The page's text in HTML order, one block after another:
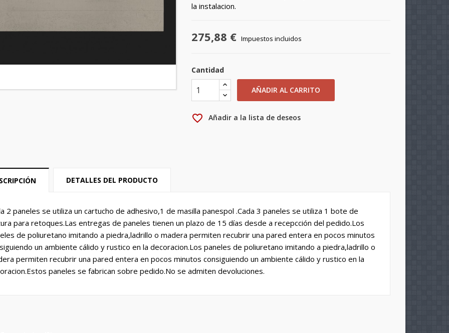
la instalacion.
275,88 € Impuestos incluidos
Cantidad
AÑADIR AL CARRITO
favorite_border Añadir a la lista de deseos
DETALLES DEL PRODUCTO
2 paneles se utiliza un cartucho de adhesivo,1 de masilla panespol .Cada 3 paneles se utiliza 1 bote de
para retoques.Las entregas de paneles tienen un plazo de 15 días desde a recepcción del pedido.Los
de poliuretano imitando a piedra,ladrillo o madera permiten recubrir una pared entera en pocos minutos
un ambiente cálido y rustico en la decoracion.Los paneles de poliuretano imitando a piedra,ladrillo o
permiten recubrir una pared entera en pocos minutos consiguiendo un ambiente cálido y rustico en la
paneles se fabrican sobre pedido.No se admiten devoluciones.
wishlists ×
Create new list
×
de la lista de deseos
sesión ×
iniciar sesión para guardar productos en su lista de deseos.
Cancelar Iniciar sesión